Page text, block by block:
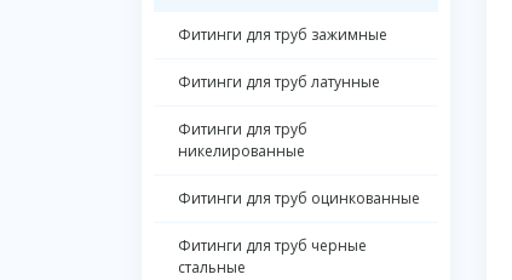
Фитинги для труб зажимные
Фитинги для труб латунные
Фитинги для труб
никелированные
Фитинги для труб оцинкованные
Фитинги для труб черные
стальные